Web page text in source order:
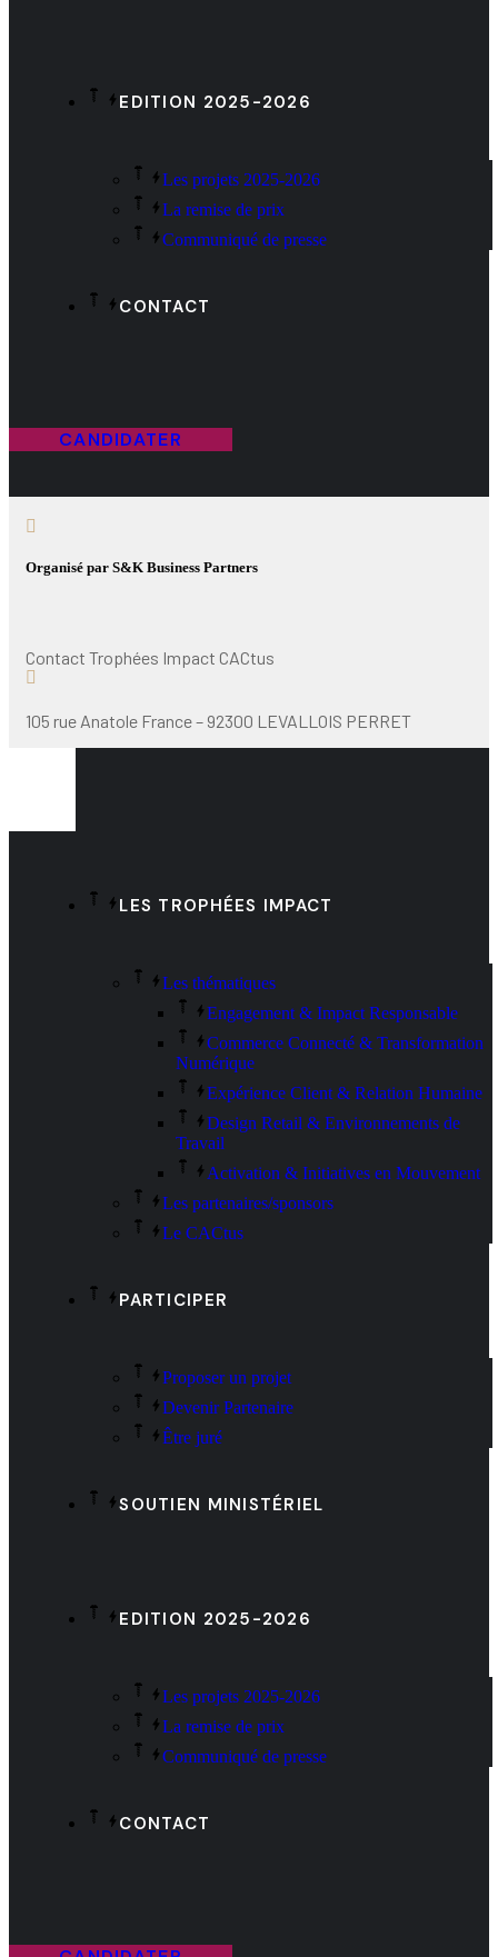
EDITION 2025-2026
Les projets 2025-2026
La remise de prix
Communiqué de presse
CONTACT
CANDIDATER
Organisé par S&K Business Partners
Contact Trophées Impact CACtus
105 rue Anatole France – 92300 LEVALLOIS PERRET
LES TROPHÉES IMPACT
Les thématiques
Engagement & Impact Responsable
Commerce Connecté & Transformation
Numérique
Expérience Client & Relation Humaine
Design Retail & Environnements de
Travail
Activation & Initiatives en Mouvement
Les partenaires/sponsors
Le CACtus
PARTICIPER
Proposer un projet
Devenir Partenaire
Être juré
SOUTIEN MINISTÉRIEL
EDITION 2025-2026
Les projets 2025-2026
La remise de prix
Communiqué de presse
CONTACT